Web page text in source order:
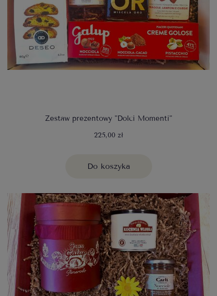
Zestaw prezentowy "Dolci Momenti"
225,00 zł
Do koszyka